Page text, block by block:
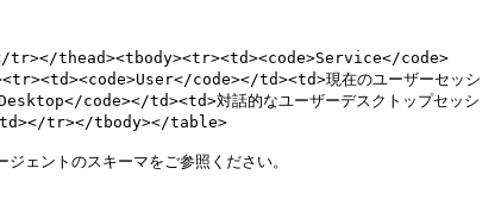
thead><tbody><tr><td><code>Service</code>
code></td><td>現在のユーザーセッシ
code></td><td>対話的なユーザーデスクトップセッシ
</td></tr></tbody></table>
ントのスキーマをご参照ください。